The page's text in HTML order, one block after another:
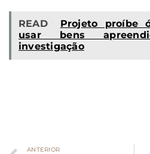
READ
Projeto proíbe
usar bens
investigação
ANTERIOR